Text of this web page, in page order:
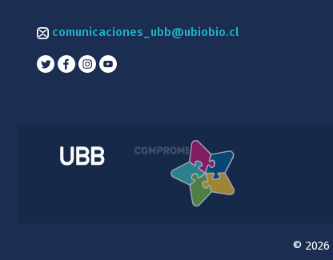
comunicaciones_ubb@ubiobio.cl
© 2026